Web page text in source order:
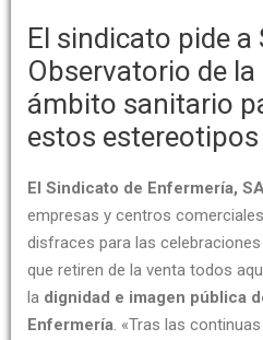
El sindicato pide a
Observatorio de la
ámbito sanitario
estos estereotipos
El Sindicato de Enfermería,
empresas y centros
disfraces para las celebraciones
que retiren de la venta todos
la dignidad e imagen pública
Enfermería. «Tras las